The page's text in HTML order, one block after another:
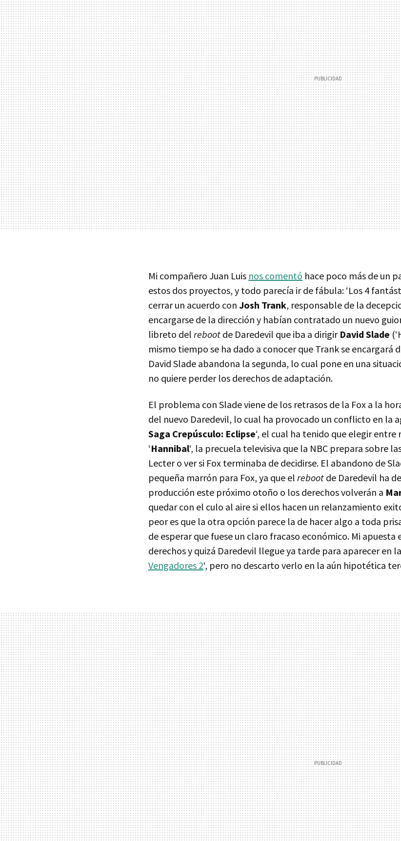
Mi compañero Juan Luis nos comentó hace poco más de un
estos dos proyectos, y todo parecía ir de fábula: ‘Los 4
cerrar un acuerdo con Josh Trank, responsable de la
encargarse de la dirección y habían contratado un nuevo
libreto del reboot de Daredevil que iba a dirigir David Slade
mismo tiempo se ha dado a conocer que Trank se encargará
David Slade abandona la segunda, lo cual pone en una
no quiere perder los derechos de adaptación.
El problema con Slade viene de los retrasos de la Fox a la
del nuevo Daredevil, lo cual ha provocado un conflicto en la
Saga Crepúsculo: Eclipse‘, el cual ha tenido que elegir
‘Hannibal‘, la precuela televisiva que la NBC prepara sobre
Lecter o ver si Fox terminaba de decidirse. El abandono de
pequeña marrón para Fox, ya que el reboot de Daredevil ha
producción este próximo otoño o los derechos volverán a
quedar con el culo al aire si ellos hacen un relanzamiento
peor es que la otra opción parece la de hacer algo a toda
de esperar que fuese un claro fracaso económico. Mi apuesta
derechos y quizá Daredevil llegue ya tarde para aparecer en
Vengadores 2‘, pero no descarto verlo en la aún hipotética